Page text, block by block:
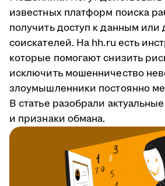
известных платформ поиска
получить доступ к данным или
соискателей. На hh.ru есть
которые помогают снизить
исключить мошенничество
злоумышленники постоянно
В статье разобрали
и признаки обмана.